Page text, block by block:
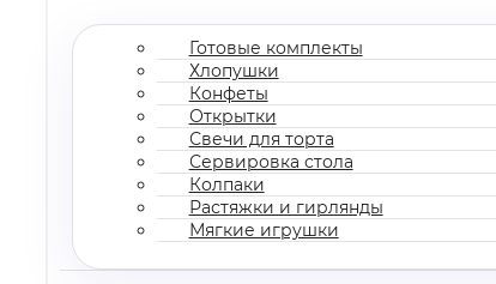
Готовые комплекты
Хлопушки
Конфеты
Открытки
Свечи для торта
Сервировка стола
Колпаки
Растяжки и гирлянды
Мягкие игрушки